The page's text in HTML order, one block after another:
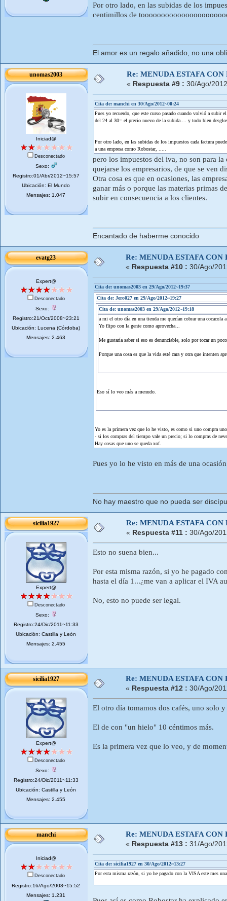
Por otro lado, en las subidas de los
centimillos de
El amor es un regalo añadido, no una
unomas2003
Iniciad@
Desconectado
Sexo:
Registro:01/Abr/2012~15:57
Ubicación: El Mundo
Mensajes: 1.047
Re: MENUDA ESTAFA CON
« Respuesta #9 : 30/Ago/
Cita de: manchi en 30/Ago/2012~00:24
Pues yo recuerdo, que este curso pasado cuando volvió a
del 24 al 30= el precio nuevo de la subida.... y todo bien
Por otro lado, en las subidas de los impuestos cada factura
a una empresa como Robostar, .....
pero los impuestos del iva, no son para la
quejarse los empresarios, de que se ven
Otra cosa es que en ocasiones, las
ganar más o porque las materias primas
subir en consecuencia a los clientes.
Encantado de haberme conocido
evatg23
Expert@
Desconectado
Sexo:
Registro:21/Oct/2008~23:21
Ubicación: Lucena (Córdoba)
Mensajes: 2.463
Re: MENUDA ESTAFA CON
« Respuesta #10 : 30/Ago/
Cita de: unomas2003 en 29/Ago/2012~19:37
Cita de: Jero027 en 29/Ago/2012~19:27
Cita de: unomas2003 en 29/Ago/2012~19:18
a mi el otro día en una tienda me querían cobrar una
Yo flipo con la gente como aprovecha...
Me gustaría saber si eso es denunciable, solo por tocar un
Porque una cosa es que la vida esté cara y otra que intenten
Eso sí lo veo más a menudo.
Yo es la primera vez que lo he visto, es como si uno compra
- si los compras del tiempo vale un precio; si lo compras de
Hay cosas que uno se queda xof.
Pues yo lo he visto en más de una
No hay maestro que no pueda ser
sicilia1927
Expert@
Desconectado
Sexo:
Registro:24/Dic/2011~11:33
Ubicación: Castilla y León
Mensajes: 2.455
Re: MENUDA ESTAFA CON
« Respuesta #11 : 30/Ago/
Esto no suena bien...
Por esta misma razón, si yo he pagado
hasta el día 1...¿me van a aplicar el IVA
No, esto no puede ser legal.
sicilia1927
Expert@
Desconectado
Sexo:
Registro:24/Dic/2011~11:33
Ubicación: Castilla y León
Mensajes: 2.455
Re: MENUDA ESTAFA CON
« Respuesta #12 : 30/Ago/
El otro día tomamos dos cafés, uno solo
El de con "un hielo" 10 céntimos más.
Es la primera vez que lo veo, y de
manchi
Iniciad@
Desconectado
Registro:16/Ago/2008~15:52
Mensajes: 1.231
Re: MENUDA ESTAFA CON
« Respuesta #13 : 31/Ago/
Cita de: sicilia1927 en 30/Ago/2012~13:27
Por esta misma razón, si yo he pagado con la VISA este mes